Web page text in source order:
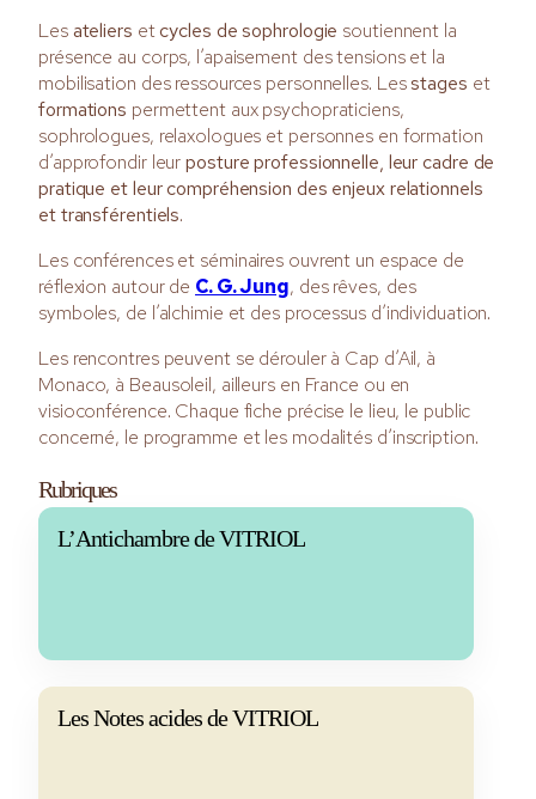
Lesateliers etcycles de sophrologie soutiennent la
présence au corps, l’apaisement des tensions et la
mobilisation des ressources personnelles. Lesstages et
formations permettent aux psychopraticiens,
sophrologues, relaxologues et personnes en formation
d’approfondir leurposture professionnelle, leur cadre de
pratique et leur compréhension des enjeux relationnels
et transférentiels.
Les conférences et séminaires ouvrent un espace de
réflexion autour de C. G. Jung, des rêves, des
symboles, de l’alchimie et des processus d’individuation.
Les rencontres peuvent se dérouler à Cap d’Ail, à
Monaco, à Beausoleil, ailleurs en France ou en
visioconférence. Chaque fiche précise le lieu, le public
concerné, le programme et les modalités d’inscription.
Rubriques
L’Antichambre de VITRIOL
Les Notes acides de VITRIOL